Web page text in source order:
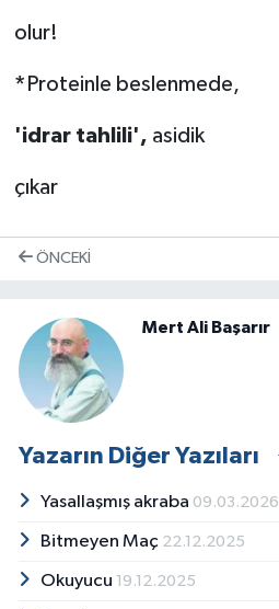
olur!
* Proteinle beslenmede,
'idrar tahlili', asidik
çıkar
ÖNCEKI
Mert Ali Başarır
Yazarın Diğer Yazıları
Yasallaşmış akraba 09.03.2026
Bitmeyen Maç 22.12.2025
Okuyucu 19.12.2025